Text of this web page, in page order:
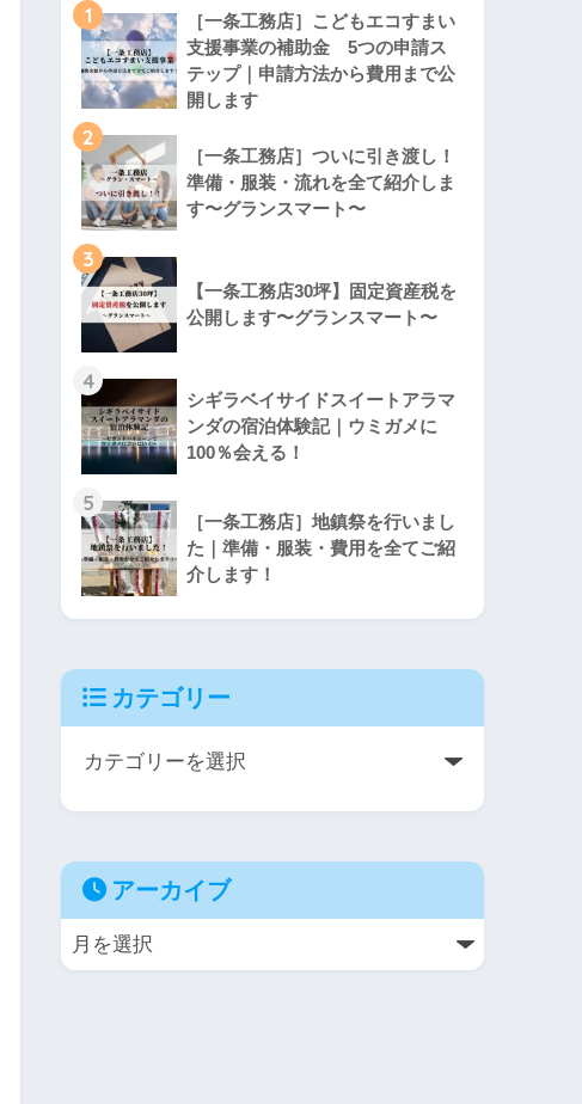
1
［一条工務店］こどもエコすまい
支援事業の補助金 5つの申請ス
テップ｜申請方法から費用まで公
開します
2
［一条工務店］ついに引き渡し！
準備・服装・流れを全て紹介しま
す〜グランスマート〜
3
【一条工務店30坪】固定資産税を
公開します〜グランスマート〜
4
シギラベイサイドスイートアラマ
ンダの宿泊体験記｜ウミガメに
100％会える！
5
［一条工務店］地鎮祭を行いまし
た｜準備・服装・費用を全てご紹
介します！
カテゴリー
アーカイブ